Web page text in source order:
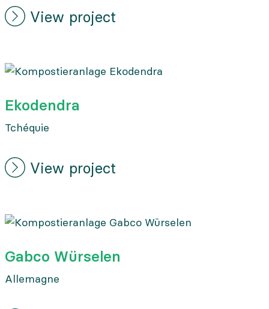
View project
Ekodendra
Tchéquie
View project
Gabco Würselen
Allemagne